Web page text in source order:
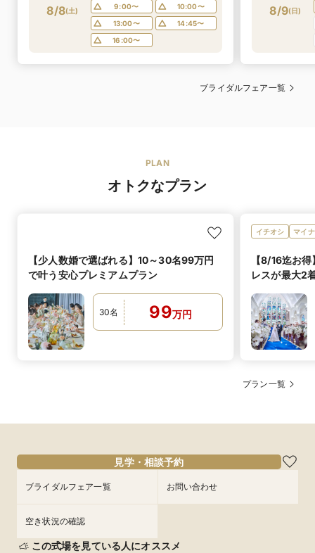
8/8(土) 9:00〜
10:00〜
13:00〜
14:45〜
16:00〜
8/9(日)
ブライダルフェア一覧
PLAN
オトクなプラン
【少人数婚で選ばれる】10～30名99万円
で叶う安心プレミアムプラン
30名 99万円
イチオシ マイ
【8/16迄お
レスが最大2
プラン一覧
見学・相談予約
ブライダルフェア一覧 お問い合わせ
空き状況の確認
この式場を見ている人にオススメ